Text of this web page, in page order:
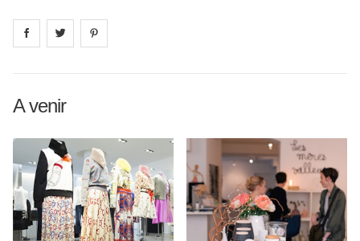
Share on facebook
Share on
A venir